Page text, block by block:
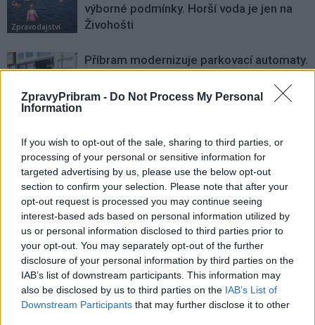
ZpravyPribram - Do Not Process My Personal
Information
If you wish to opt-out of the sale, sharing to third parties, or
processing of your personal or sensitive information for
targeted advertising by us, please use the below opt-out
section to confirm your selection. Please note that after your
opt-out request is processed you may continue seeing
interest-based ads based on personal information utilized by
us or personal information disclosed to third parties prior to
your opt-out. You may separately opt-out of the further
disclosure of your personal information by third parties on the
IAB’s list of downstream participants. This information may
also be disclosed by us to third parties on the IAB’s List of
Downstream Participants that may further disclose it to other
Zpravodajství
výborné podmínky. Horší voda je jen na
Živohošti
Zpravodajství
Příbram modernizuje parkovací automaty.
Přibudou i tři nové poblíž Svaté Hory
Zpravodajství
Obce nově získají body i za předcházení
vzniku odpadu